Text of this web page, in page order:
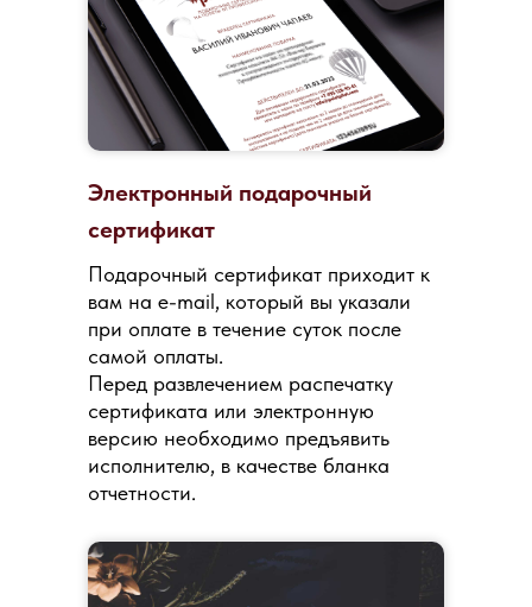
Электронный подарочный
сертификат
Подарочный сертификат приходит к
вам на e-mail, который вы указали
при оплате в течение суток после
самой оплаты.
Перед развлечением распечатку
сертификата или электронную
версию необходимо предъявить
исполнителю, в качестве бланка
отчетности.